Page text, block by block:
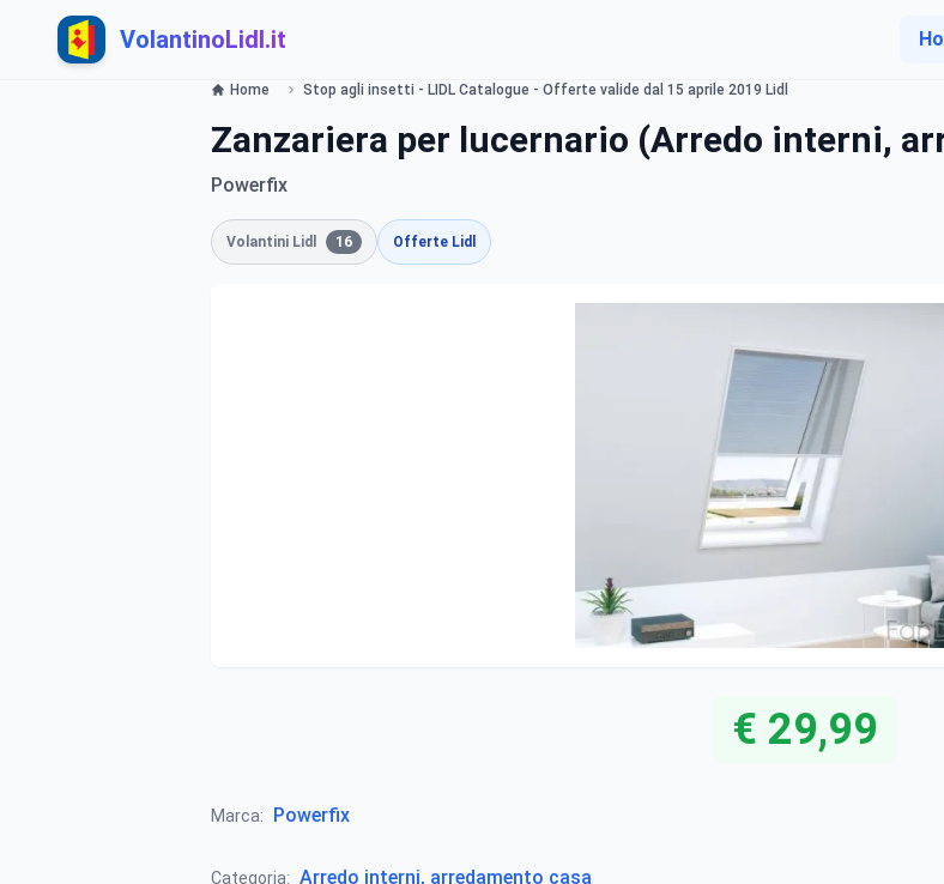
VolantinoLidl.it
Home Stop agli insetti - LIDL Catalogue - Offerte valide dal 15 aprile 2019 Lidl
Zanzariera per lucernario (Arredo interni,
Powerfix
Volantini Lidl 16 Offerte Lidl
€ 29,99
Marca: Powerfix
Categoria: Arredo interni, arredamento casa